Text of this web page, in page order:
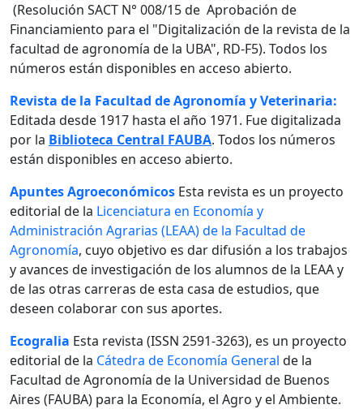
(Resolución SACT N° 008/15 de Aprobación de
Financiamiento para el "Digitalización de la revista de la
facultad de agronomía de la UBA", RD-F5). Todos los
números están disponibles en acceso abierto.
Revista de la Facultad de Agronomía y Veterinaria:
Editada desde 1917 hasta el año 1971. Fue digitalizada
por la Biblioteca Central FAUBA. Todos los números
están disponibles en acceso abierto.
Apuntes Agroeconómicos Esta revista es un proyecto
editorial de la Licenciatura en Economía y
Administración Agrarias (LEAA) de la Facultad de
Agronomía, cuyo objetivo es dar difusión a los trabajos
y avances de investigación de los alumnos de la LEAA y
de las otras carreras de esta casa de estudios, que
deseen colaborar con sus aportes.
Ecogralia Esta revista (ISSN 2591-3263), es un proyecto
editorial de la Cátedra de Economía General de la
Facultad de Agronomía de la Universidad de Buenos
Aires (FAUBA) para la Economía, el Agro y el Ambiente.